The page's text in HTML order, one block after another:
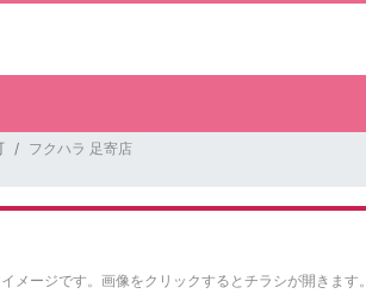
フクハラ 足寄店
メージです。 画像をクリックするとチラシが開きます。